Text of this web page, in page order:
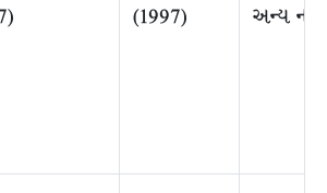
(1997)
અન્ય